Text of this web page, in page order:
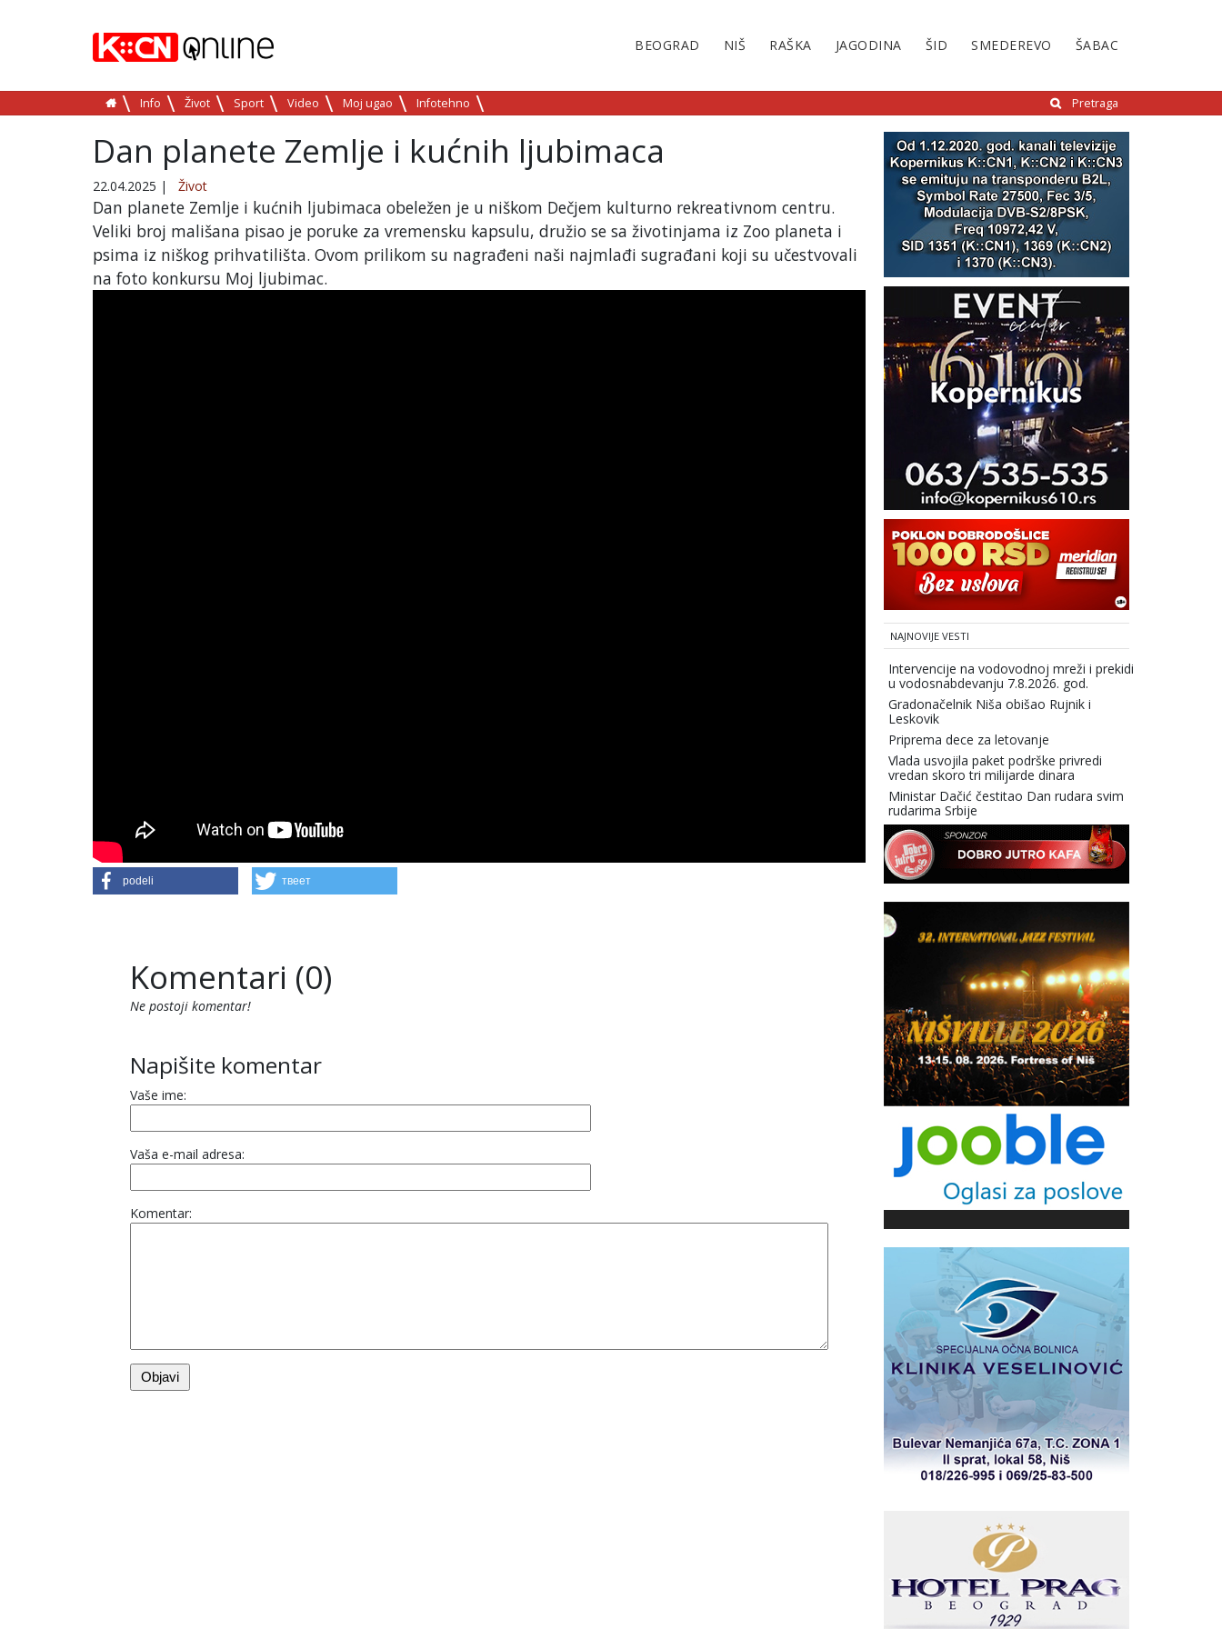
BEOGRAD NIŠ RAŠKA JAGODINA ŠID SMEDEREVO ŠABAC
Info Život Sport Video Moj ugao Infotehno Pretraga
Dan planete Zemlje i kućnih ljubimaca
22.04.2025 | Život
Dan planete Zemlje i kućnih ljubimaca obeležen je u niškom Dečjem kulturno rekreativnom centru.
Veliki broj mališana pisao je poruke za vremensku kapsulu, družio se sa životinjama iz Zoo planeta i
psima iz niškog prihvatilišta. Ovom prilikom su nagrađeni naši najmlađi sugrađani koji su učestvovali
na foto konkursu Moj ljubimac.
podeli твеет
Komentari (0)
Ne postoji komentar!
Napišite komentar
Vaše ime:
Vaša e-mail adresa:
Komentar:
NAJNOVIJE VESTI
Intervencije na vodovodnoj mreži i prekidi
u vodosnabdevanju 7.8.2026. god.
Gradonačelnik Niša obišao Rujnik i
Leskovik
Priprema dece za letovanje
Vlada usvojila paket podrške privredi
vredan skoro tri milijarde dinara
Ministar Dačić čestitao Dan rudara svim
rudarima Srbije